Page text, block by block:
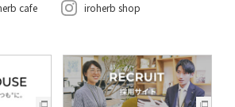
cafe
iroherb shop